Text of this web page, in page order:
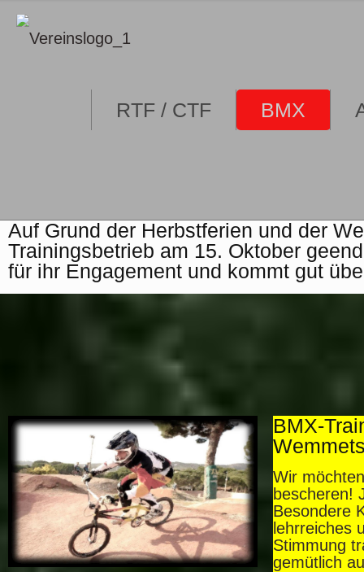
RTF / CTF BMX
Auf Grund der Herbstferien und der
Trainingsbetrieb am 15. Oktober
für ihr Engagement und kommt gut
BMX-
Wir
bescheren!
Besondere
lehrreiches
Stimmung
gemütlich